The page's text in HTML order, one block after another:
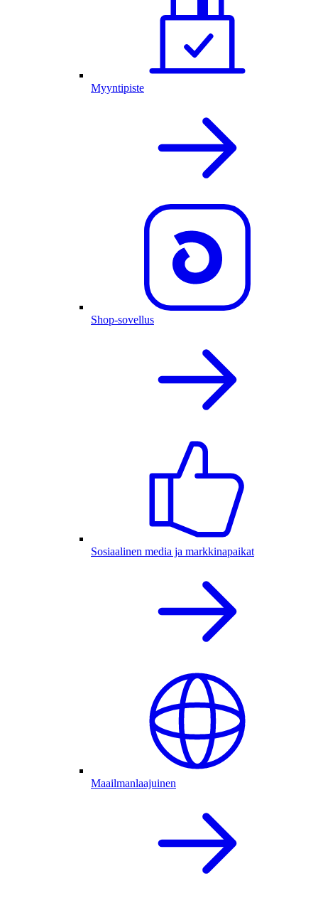
Myyntipiste
Shop-sovellus
Sosiaalinen media ja markkinapaikat
Maailmanlaajuinen